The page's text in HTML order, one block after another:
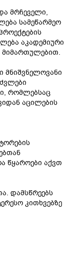
მრჩეველი,
სამეწარმეო
აკადემიური
მიმართულებით.
მნიშვნელოვანი
რომლებსაც
აცილების
წყაროები აქვთ
დამსწრეებს
კითხვებზე